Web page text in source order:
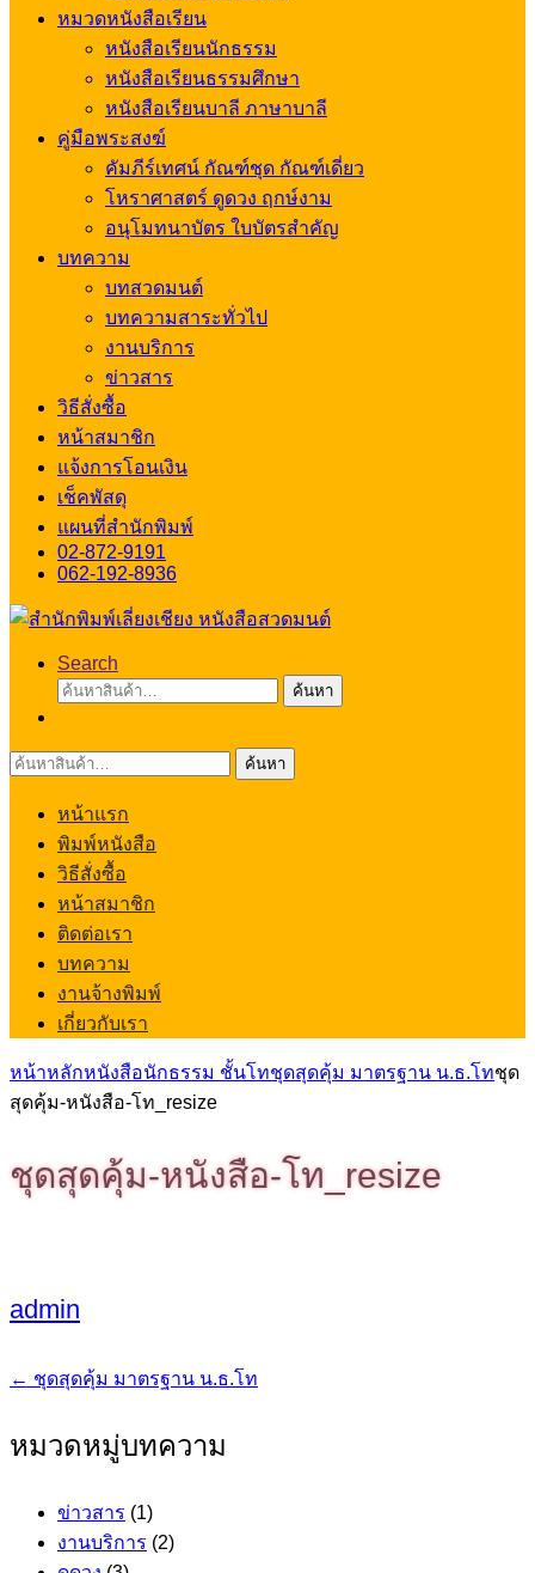
หมวดหนังสือเรียน
หนังสือเรียนนักธรรม
หนังสือเรียนธรรมศึกษา
หนังสือเรียนบาลี ภาษาบาลี
คู่มือพระสงฆ์
คัมภีร์เทศน์ กัณฑ์ชุด กัณฑ์เดี่ยว
โหราศาสตร์ ดูดวง ฤกษ์งาม
อนุโมทนาบัตร ใบบัตรสำคัญ
บทความ
บทสวดมนต์
บทความสาระทั่วไป
งานบริการ
ข่าวสาร
วิธีสั่งซื้อ
หน้าสมาชิก
แจ้งการโอนเงิน
เช็คพัสดุ
แผนที่สำนักพิมพ์
02-872-9191
062-192-8936
Search
ค้นหา:
ค้นหา
ค้นหา: ค้นหา
หน้าแรก
พิมพ์หนังสือ
วิธีสั่งซื้อ
หน้าสมาชิก
ติดต่อเรา
บทความ
งานจ้างพิมพ์
เกี่ยวกับเรา
หน้าหลักหนังสือนักธรรม ชั้นโทชุดสุดคุ้ม มาตรฐาน น.ธ.โทชุด
สุดคุ้ม-หนังสือ-โท_resize
ชุดสุดคุ้ม-หนังสือ-โท_resize
admin
แนะแนว
เรื่อง
← ชุดสุดคุ้ม มาตรฐาน น.ธ.โท
หมวดหมู่บทความ
ข่าวสาร (1)
งานบริการ (2)